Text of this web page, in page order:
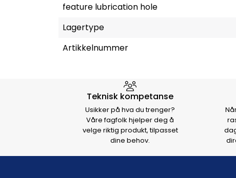
feature lubrication hole
Lagertype
Artikkelnummer
Hvorfor velge Storm
Teknisk kompetanse
Usikker på hva du trenger?
Våre fagfolk hjelper deg å
velge riktig produkt, tilpasset
dine behov.